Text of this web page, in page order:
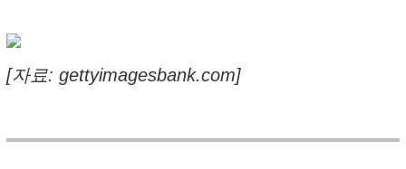
[자료: gettyimagesbank.com]